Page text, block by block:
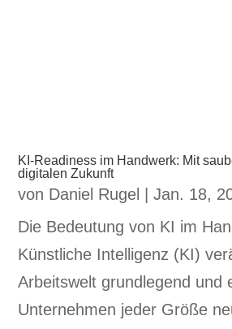
KI-Readiness im Handwerk: Mit
digitalen Zukunft
von Daniel Rugel |Jan. 18,
Die Bedeutung von KI im
Künstliche Intelligenz (KI)
Arbeitswelt grundlegend und
Unternehmen jeder Größe